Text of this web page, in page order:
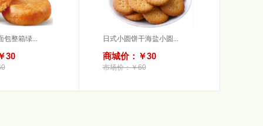
包整箱绿...
30
日式小圆饼干海盐小圆...
商城价：￥30
市场价：￥60